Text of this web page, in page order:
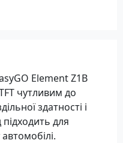
Element Z1B
чутливим до
здатності і
для